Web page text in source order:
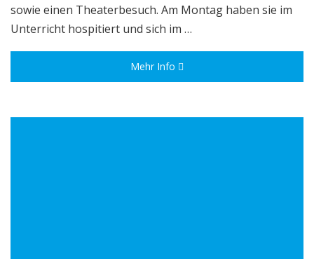
sowie einen Theaterbesuch. Am Montag haben sie im
Unterricht hospitiert und sich im …
Mehr Info